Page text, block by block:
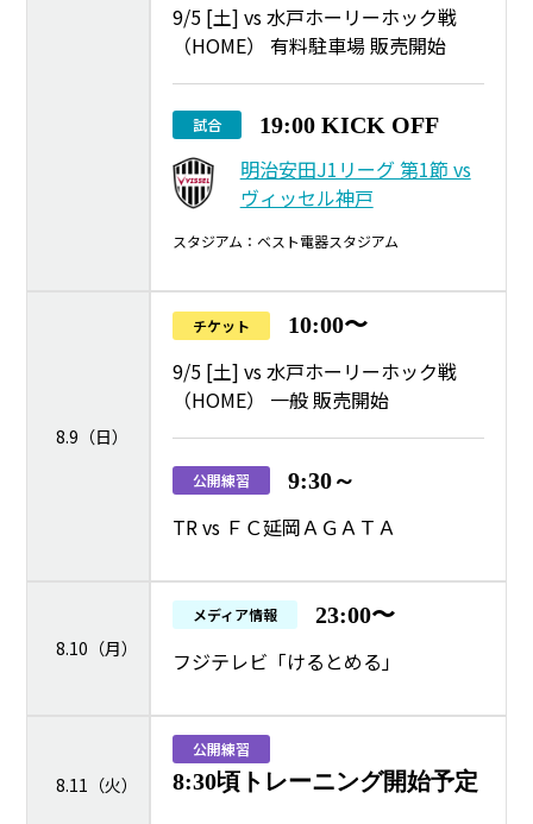
9/5 [土] vs 水戸ホーリーホック戦
（HOME） 有料駐車場 販売開始
試合 19:00 KICK OFF
明治安田J1リーグ 第1節 vs
ヴィッセル神戸
スタジアム：ベスト電器スタジアム
8.9（日）
チケット 10:00〜
9/5 [土] vs 水戸ホーリーホック戦
（HOME） 一般 販売開始
公開練習 9:30～
TR vs ＦＣ延岡ＡＧＡＴＡ
8.10（月）
メディア情報 23:00〜
フジテレビ「けるとめる」
8.11（火）
公開練習
8:30頃トレーニング開始予定